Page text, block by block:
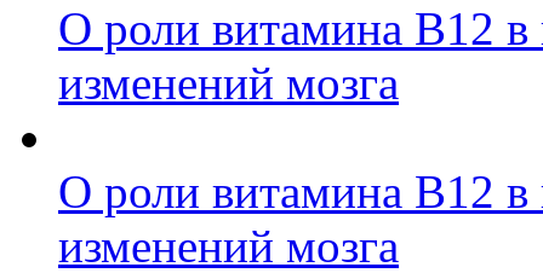
О роли витамина B12 в
изменений мозга
О роли витамина B12 в
изменений мозга